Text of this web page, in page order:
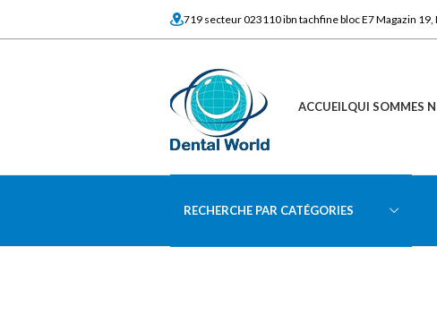
719 secteur 023110 ibn tachfine bloc E7 Magazin
ACCUEILQUI SOMMES
RECHERCHE PAR CATÉGORIES